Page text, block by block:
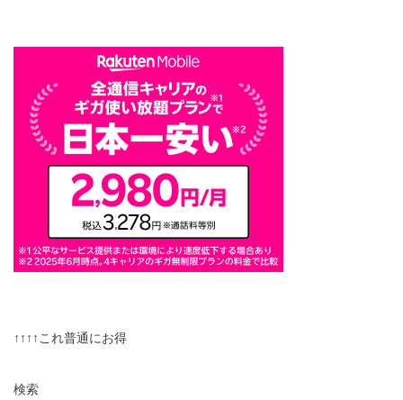
↑↑↑↑これ普通にお得
検索